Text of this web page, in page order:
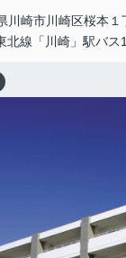
川崎市川崎区桜本 １
北線「川崎」駅バス